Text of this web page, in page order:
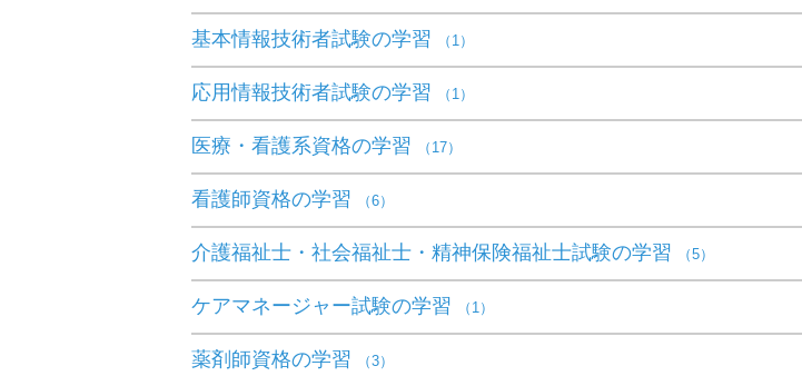
基本情報技術者試験の学習 （1）
応用情報技術者試験の学習 （1）
医療・看護系資格の学習 （17）
看護師資格の学習 （6）
介護福祉士・社会福祉士・精神保険福祉士試験の学習 （5）
ケアマネージャー試験の学習 （1）
薬剤師資格の学習 （3）